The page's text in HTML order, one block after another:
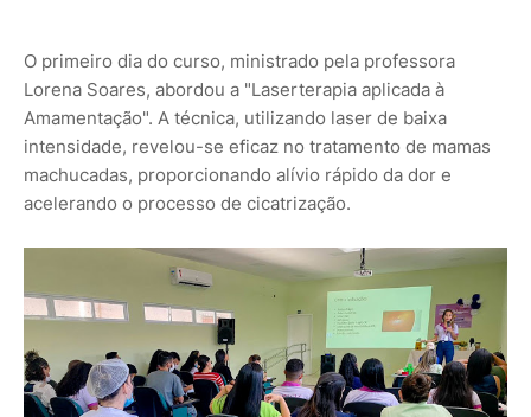
O primeiro dia do curso, ministrado pela professora
Lorena Soares, abordou a "Laserterapia aplicada à
Amamentação". A técnica, utilizando laser de baixa
intensidade, revelou-se eficaz no tratamento de mamas
machucadas, proporcionando alívio rápido da dor e
acelerando o processo de cicatrização.